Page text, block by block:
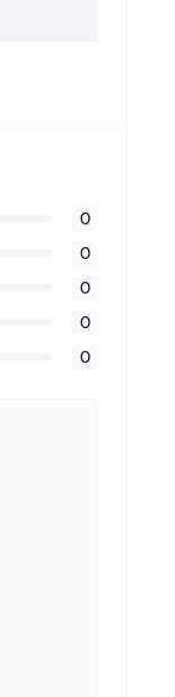
0
0
0
0
0